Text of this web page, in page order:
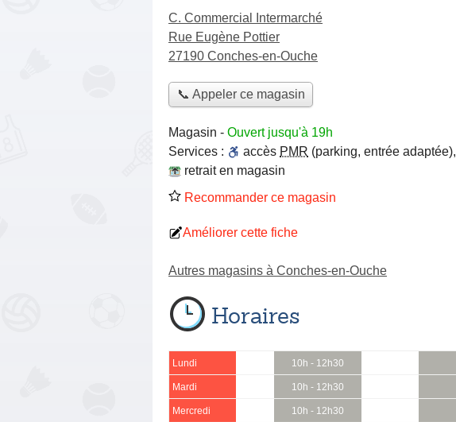
C. Commercial Intermarché
Rue Eugène Pottier
27190 Conches-en-Ouche
📞 Appeler ce magasin
Magasin - Ouvert jusqu'à 19h
Services :
accès PMR (parking, entrée adaptée),
retrait en magasin
Recommander ce magasin
Améliorer cette fiche
Autres magasins à Conches-en-Ouche
Horaires
Lundi 10h - 12h30
Mardi 10h - 12h30
Mercredi 10h - 12h30